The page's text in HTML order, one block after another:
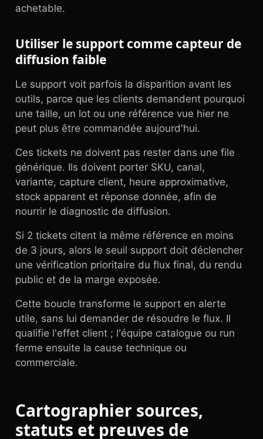
achetable.
Utiliser le support comme capteur de
diffusion faible
Le support voit parfois la disparition avant les
outils, parce que les clients demandent pourquoi
une taille, un lot ou une référence vue hier ne
peut plus être commandée aujourd'hui.
Ces tickets ne doivent pas rester dans une file
générique. Ils doivent porter SKU, canal,
variante, capture client, heure approximative,
stock apparent et réponse donnée, afin de
nourrir le diagnostic de diffusion.
Si 2 tickets citent la même référence en moins
de 3 jours, alors le seuil support doit déclencher
une vérification prioritaire du flux final, du rendu
public et de la marge exposée.
Cette boucle transforme le support en alerte
utile, sans lui demander de résoudre le flux. Il
qualifie l'effet client ; l'équipe catalogue ou run
ferme ensuite la cause technique ou
commerciale.
Cartographier sources,
statuts et preuves de